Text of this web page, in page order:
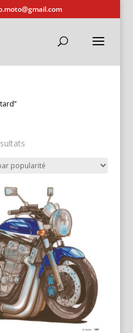
Trié
popularité